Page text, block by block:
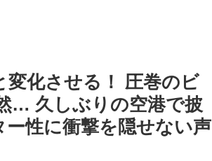
化させる！ 圧巻のビ
… 久しぶりの空港で披
性に衝撃を隠せない声